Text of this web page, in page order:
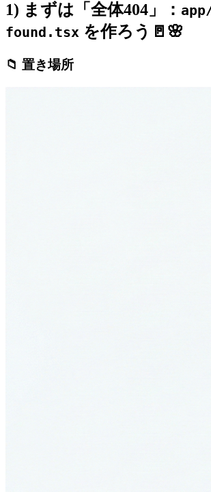
1) まずは「全体404」：
found.tsx を作ろう🚪🌸
📁 置き場所